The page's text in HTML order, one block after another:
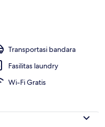
Transportasi bandara
Fasilitas laundry
Wi-Fi Gratis